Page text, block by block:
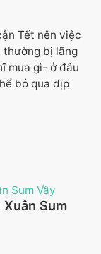
Tết nên việc
thường bị lãng
mua gì- ở đâu
bỏ qua dịp
Sum